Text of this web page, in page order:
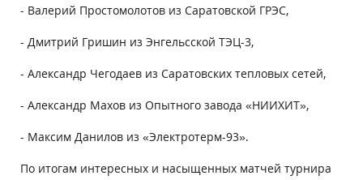
- Валерий Простомолотов из Саратовской ГРЭС,
- Дмитрий Гришин из Энгельсской ТЭЦ-3,
- Александр Чегодаев из Саратовских тепловых сетей,
- Александр Махов из Опытного завода «НИИХИТ»,
- Максим Данилов из «Электротерм-93».
По итогам интересных и насыщенных матчей турнира